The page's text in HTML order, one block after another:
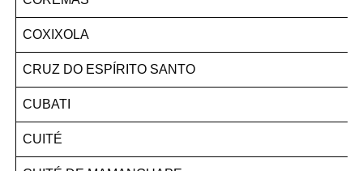
COXIXOLA
CRUZ DO ESPÍRITO SANTO
CUBATI
CUITÉ